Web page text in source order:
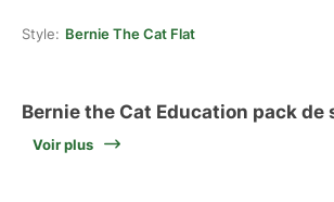
Style: Bernie The Cat Flat
Bernie the Cat Education pack de
Voir plus